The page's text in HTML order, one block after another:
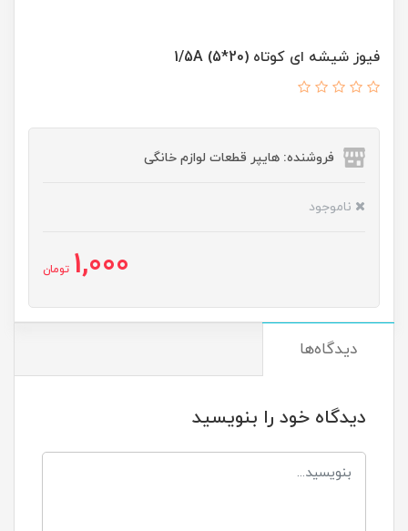
فیوز شیشه ای کوتاه (20*5) 1/5A
فروشنده: هایپر قطعات لوازم خانگی
ناموجود
1,000 تومان
دیدگاه‌ها
دیدگاه خود را بنویسید